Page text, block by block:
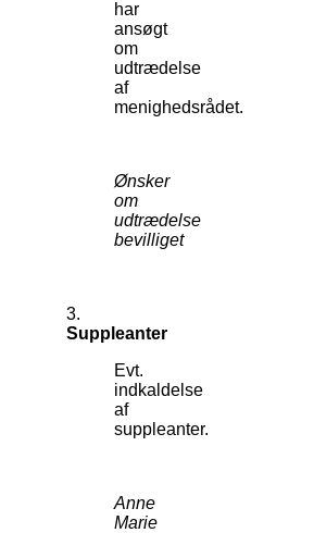
har
ansøgt
om
udtrædelse
af
menighedsrådet.
Ønsker
om
udtrædelse
bevilliget
3.
Suppleanter
Evt.
indkaldelse
af
suppleanter.
Anne
Marie